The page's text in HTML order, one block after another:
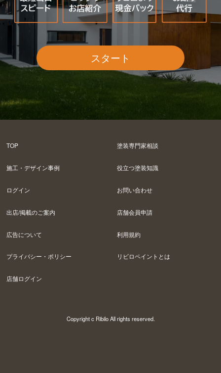
スタート
TOP 塗装専門家相談
施工・デザイン事例 役立つ塗装知識
ログイン お問い合わせ
出店/掲載のご案内 店舗会員申請
広告について 利用規約
プライバシー・ポリシー リビロペイントとは
店舗ログイン
Copyright c Ribilo All rights reserved.